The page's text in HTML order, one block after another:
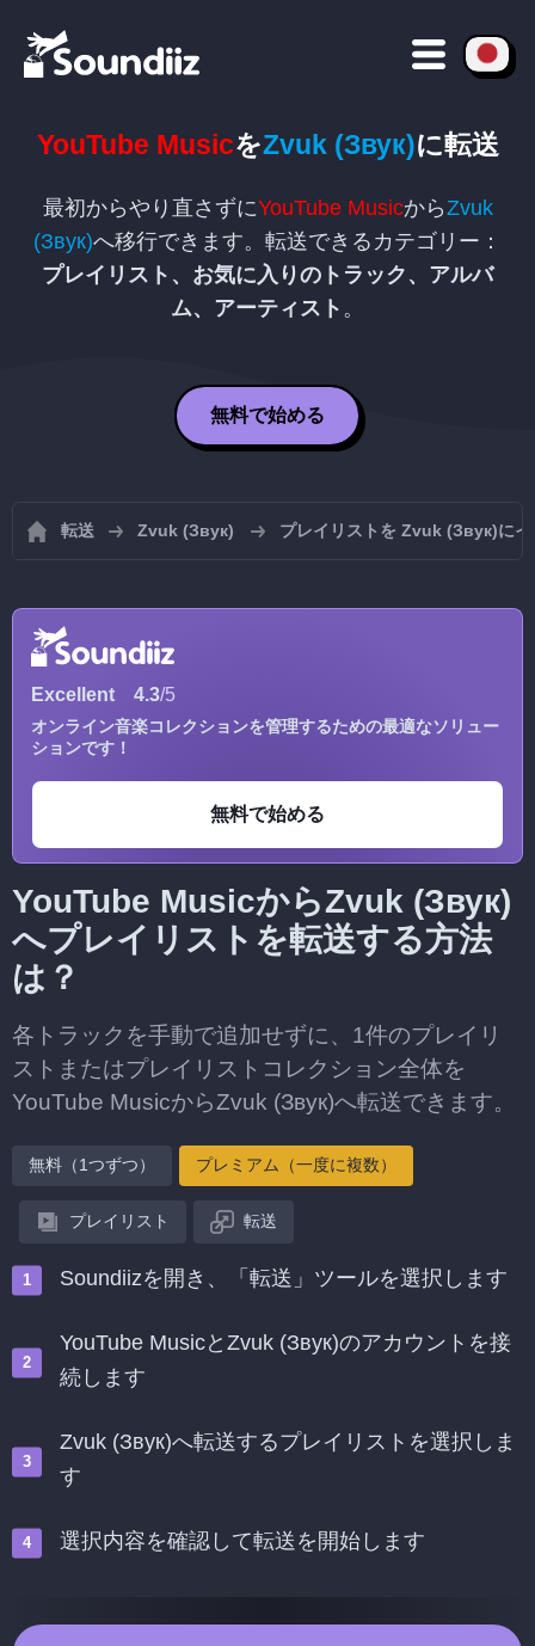
YouTube MusicをZvuk (Звук)に転送
最初からやり直さずにYouTube MusicからZvuk
(Звук)へ移行できます。転送できるカテゴリー：
プレイリスト、お気に入りのトラック、アルバ
ム、アーティスト 。
無料で始める
転送 Zvuk (Звук) プレイリストを Zvuk (Звук)にイ
Excellent 4.3/5
オンライン音楽コレクションを管理するための最適なソリュー
ションです！
無料で始める
YouTube MusicからZvuk (Звук)
へプレイリストを転送する方法
は？
各トラックを手動で追加せずに、1件のプレイリ
ストまたはプレイリストコレクション全体を
YouTube MusicからZvuk (Звук)へ転送できます。
無料（1つずつ） プレミアム（一度に複数）
プレイリスト 転送
Soundiizを開き、「転送」ツールを選択します
YouTube MusicとZvuk (Звук)のアカウントを接
続します
Zvuk (Звук)へ転送するプレイリストを選択しま
す
選択内容を確認して転送を開始します